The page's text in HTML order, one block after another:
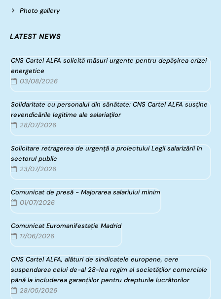
Photo gallery
LATEST NEWS
CNS Cartel ALFA solicită măsuri urgente pentru depășirea crizei
energetice
03/08/2026
Solidaritate cu personalul din sănătate: CNS Cartel ALFA susține
revendicările legitime ale salariaților
28/07/2026
Solicitare retragerea de urgență a proiectului Legii salarizării în
sectorul public
23/07/2026
Comunicat de presă - Majorarea salariului minim
01/07/2026
Comunicat Euromanifestație Madrid
17/06/2026
CNS Cartel ALFA, alături de sindicatele europene, cere
suspendarea celui de-al 28-lea regim al societăților comerciale
până la includerea garanțiilor pentru drepturile lucrătorilor
28/05/2026